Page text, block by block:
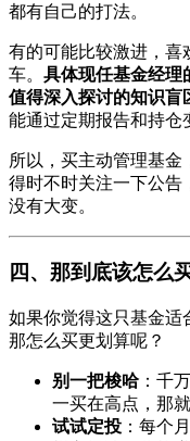
都有自己的打法。
有的可能比较激进，喜
车。 具体现任基金经理
值得深入探讨的知识盲
能通过定期报告和持仓
所以，买主动管理基
得时不时关注一下公告
没有大变。
四、那到底该怎么
如果你觉得这只基金适
那怎么买更划算呢？
别一把梭哈 ：千
一买在高点，那
试试定投 ：每个